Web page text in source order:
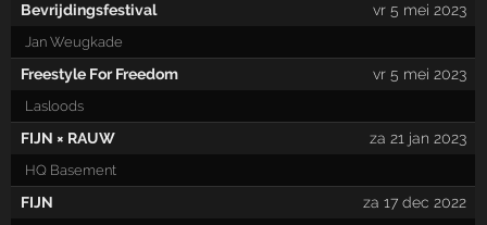
Bevrijdingsfestival vr 5 mei 2023
Jan Weugkade
Freestyle For Freedom vr 5 mei 2023
Lasloods
FIJN × RAUW za 21 jan 2023
HQ Basement
FIJN za 17 dec 2022